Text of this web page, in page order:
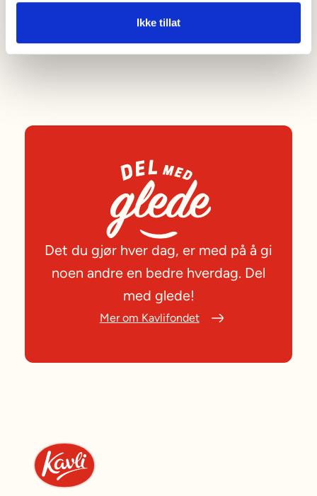
Ikke tillat
Se alle oppskifter
Det du gjør hver dag, er med på å gi
noen andre en bedre hverdag. Del
med glede!
Mer om Kavlifondet